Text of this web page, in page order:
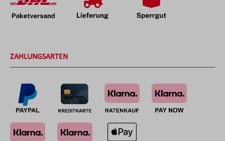
ZAHLUNGSARTEN